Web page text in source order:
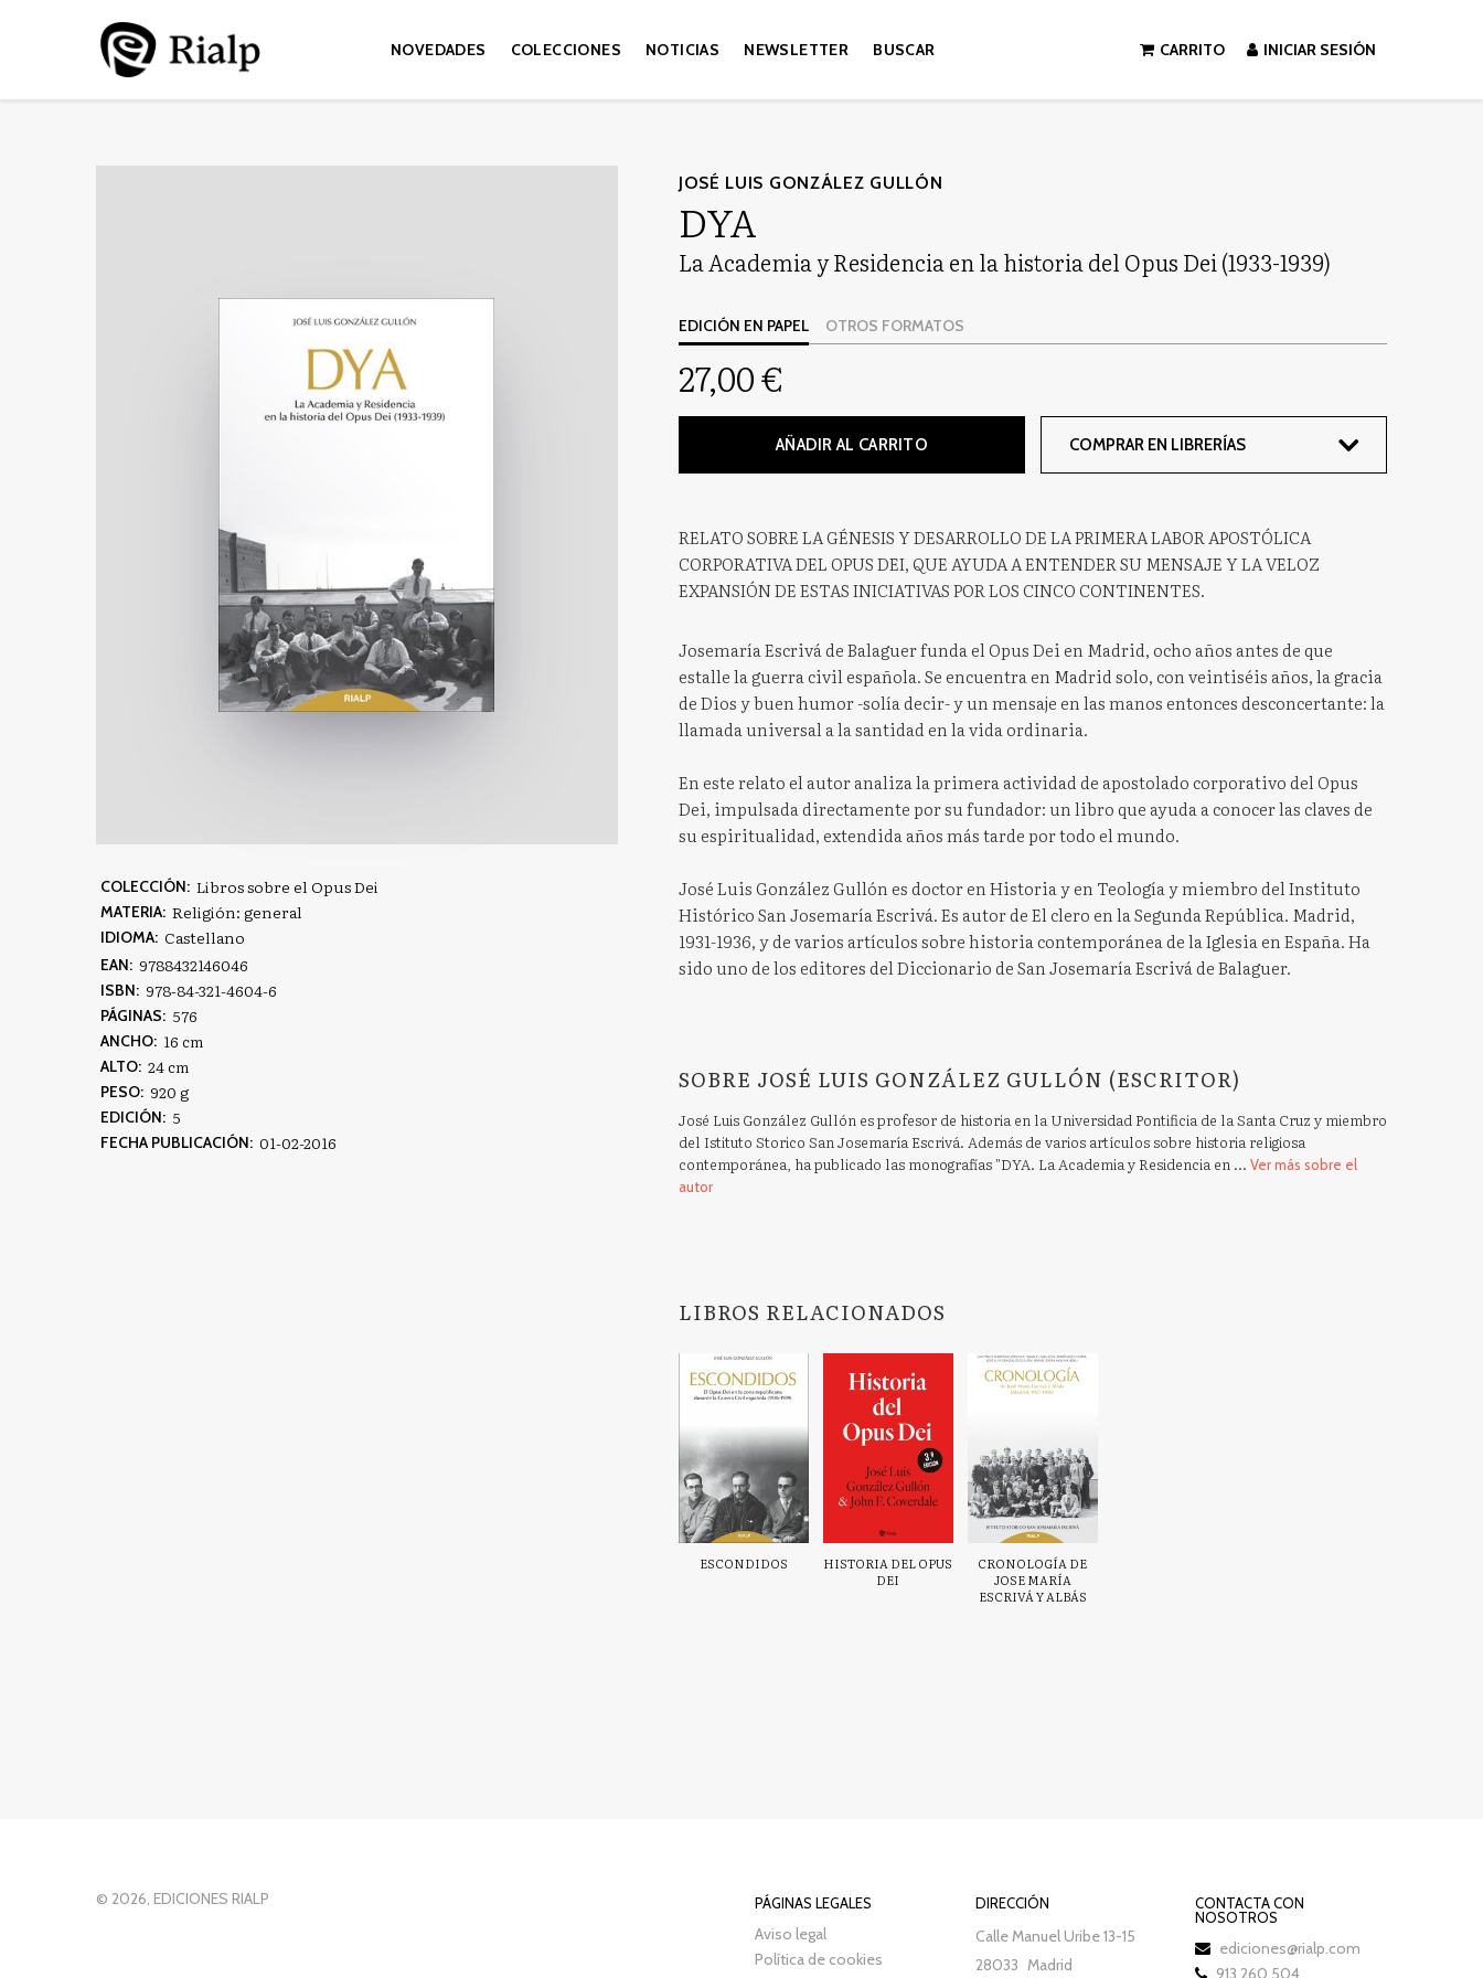
NOVEDADES COLECCIONES NOTICIAS NEWSLETTER BUSCAR CARRITO INICIAR SESIÓN
COLECCIÓN: Libros sobre el Opus Dei
MATERIA: Religión: general
IDIOMA: Castellano
EAN: 9788432146046
ISBN: 978-84-321-4604-6
PÁGINAS: 576
ANCHO: 16 cm
ALTO: 24 cm
PESO: 920 g
EDICIÓN: 5
FECHA PUBLICACIÓN: 01-02-2016
JOSÉ LUIS GONZÁLEZ GULLÓN
DYA
La Academia y Residencia en la historia del Opus Dei (1933-1939)
EDICIÓN EN PAPEL OTROS FORMATOS
27,00 €
AÑADIR AL CARRITO COMPRAR EN LIBRERÍAS
RELATO SOBRE LA GÉNESIS Y DESARROLLO DE LA PRIMERA LABOR APOSTÓLICA
CORPORATIVA DEL OPUS DEI, QUE AYUDA A ENTENDER SU MENSAJE Y LA VELOZ
EXPANSIÓN DE ESTAS INICIATIVAS POR LOS CINCO CONTINENTES.
Josemaría Escrivá de Balaguer funda el Opus Dei en Madrid, ocho años antes de que
estalle la guerra civil española. Se encuentra en Madrid solo, con veintiséis años, la gracia
de Dios y buen humor -solía decir- y un mensaje en las manos entonces desconcertante: la
llamada universal a la santidad en la vida ordinaria.
En este relato el autor analiza la primera actividad de apostolado corporativo del Opus
Dei, impulsada directamente por su fundador: un libro que ayuda a conocer las claves de
su espiritualidad, extendida años más tarde por todo el mundo.
José Luis González Gullón es doctor en Historia y en Teología y miembro del Instituto
Histórico San Josemaría Escrivá. Es autor de El clero en la Segunda República. Madrid,
1931-1936, y de varios artículos sobre historia contemporánea de la Iglesia en España. Ha
sido uno de los editores del Diccionario de San Josemaría Escrivá de Balaguer.
SOBRE JOSÉ LUIS GONZÁLEZ GULLÓN (ESCRITOR)
José Luis González Gullón es profesor de historia en la Universidad Pontificia de la Santa Cruz y miembro
del Istituto Storico San Josemaría Escrivá. Además de varios artículos sobre historia religiosa
contemporánea, ha publicado las monografías "DYA. La Academia y Residencia en ... Ver más sobre el
autor
LIBROS RELACIONADOS
ESCONDIDOS
HISTORIA DEL OPUS
DEI
CRONOLOGÍA DE
JOSE MARÍA
ESCRIVÁ Y ALBÁS
© 2026, EDICIONES RIALP PÁGINAS LEGALES
Aviso legal
Política de cookies
DIRECCIÓN
Calle Manuel Uribe 13-15
28033 Madrid
CONTACTA CON
NOSOTROS
ediciones@rialp.com
913 260 504